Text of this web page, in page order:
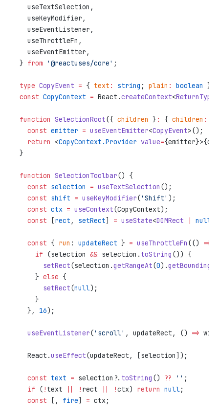
  useTextSelection,
  useKeyModifier,
  useEventListener,
  useThrottleFn,
  useEventEmitter,
} from '@reactuses/core' ;
type CopyEvent = { text : string ; plain : boolean };
const CopyContext = React.createContext<ReturnType
function SelectionRoot({ children } : { children :
  const
emitter = useEventEmitter<CopyEvent>();
  return
<CopyContext.Provider value=
}
function SelectionToolbar() {
  const
selection = useTextSelection ();
  const
shift = useKeyModifier('Shift' );
  const
ctx = useContext(CopyContext);
  const
[rect , setRect] = useState<DOMRect | null
  const
{ run : updateRect } = useThrottleFn (() =>
    if
(selection && selection. toString ()) {
      setRect
(selection.getRangeAt(0).
    }
else {
      setRect
(null);
    }
  },
16);
  useEventListener
('scroll' , updateRect, () =>
  React.
useEffect(updateRect, [selection]);
  const
text = selection?. toString () ?? '' ;
  if
( ! text || ! rect || !ctx) return null;
  const
[, fire] = ctx;